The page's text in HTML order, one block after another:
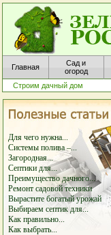
Главная
Сад и
огород
Строим дачный дом
Для чего нужна...
Системы полива –...
Загородная...
Септики для...
Преимущество дачного...
Ремонт садовой техники
Вырастите богатый урожай
Выбираем септик для...
Как правильно...
Как выбрать...